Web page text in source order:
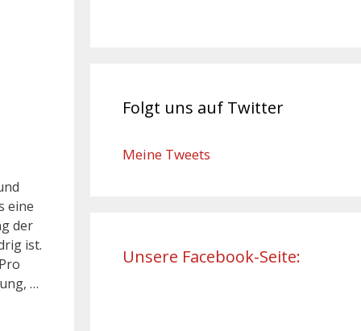
eine
der
ist.
…
Folgt uns auf Twitter
Meine Tweets
Unsere Facebook-Seite: